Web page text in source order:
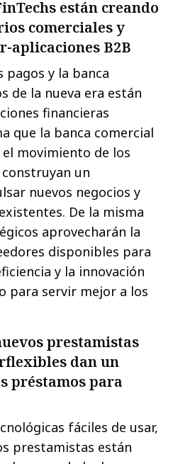
están creando
comerciales y
aplicaciones B2B
pagos y la banca
de la nueva era están
financieras
que la banca comercial
movimiento de los
un
nuevos negocios y
De la misma
aprovecharán la
disponibles para
y la innovación
para servir mejor a los
prestamistas
dan un
préstamos para
fáciles de usar,
prestamistas están